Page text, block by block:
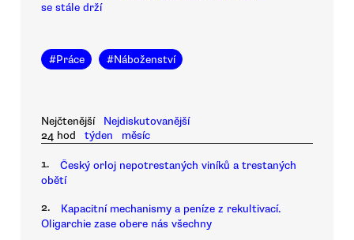
se stále drží
#Práce #Náboženství
Nejčtenější
Nejdiskutovanější
24 hod
týden měsíc
1.
Český orloj nepotrestaných viníků a trestaných
obětí
2.
Kapacitní mechanismy a peníze z rekultivací.
Oligarchie zase obere nás všechny